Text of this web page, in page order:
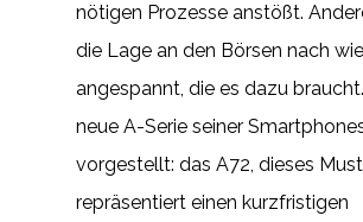
nötigen Prozesse anstößt.
die Lage an den Börsen nach
angespannt, die es dazu
neue A-Serie seiner
vorgestellt: das A72, dieses
repräsentiert einen kurzfristigen